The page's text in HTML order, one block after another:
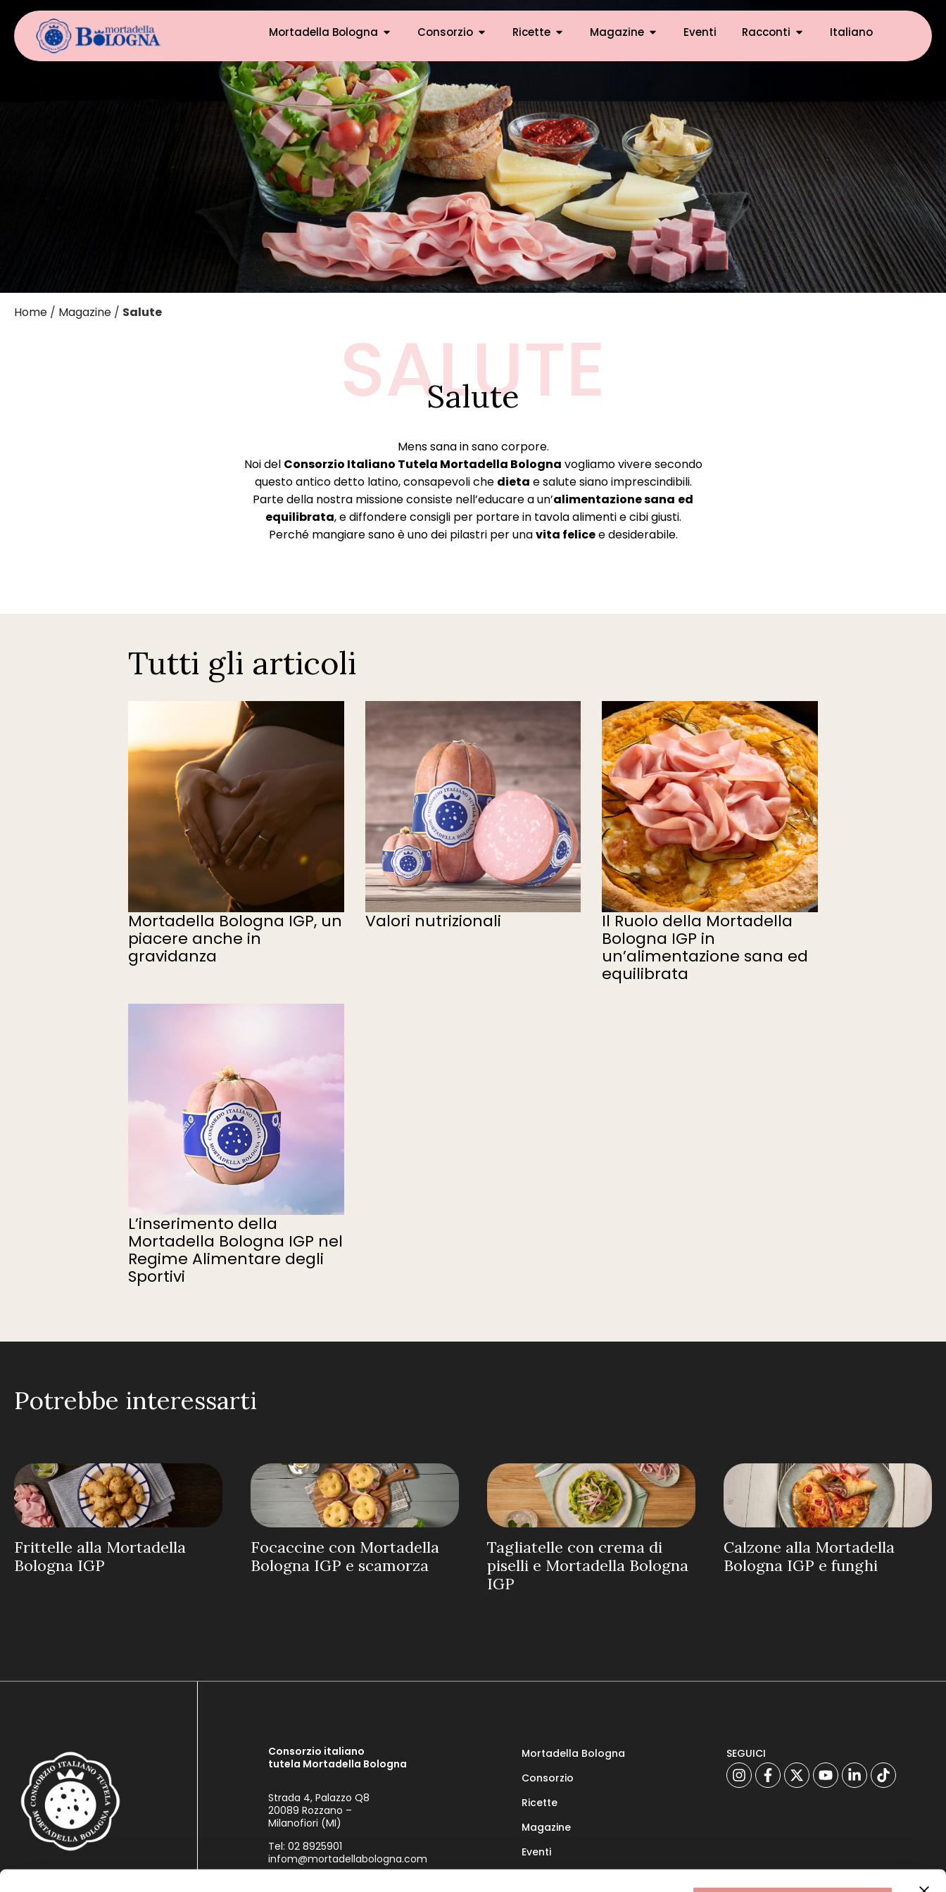
Mortadella Bologna Consorzio Ricette Magazine Eventi Racconti Italiano
Home / Magazine / Salute
SALUTE
Salute
Mens sana in sano corpore.
Noi del Consorzio Italiano Tutela Mortadella Bologna vogliamo vivere secondo
questo antico detto latino, consapevoli che dieta e salute siano imprescindibili.
Parte della nostra missione consiste nell’educare a un’alimentazione sana ed
equilibrata, e diffondere consigli per portare in tavola alimenti e cibi giusti.
Perché mangiare sano è uno dei pilastri per unavita felicee desiderabile.
Tutti gli articoli
Mortadella Bologna IGP, un
piacere anche in
gravidanza
Valori nutrizionali
Il Ruolo della Mortadella
Bologna IGP in
un’alimentazione sana ed
equilibrata
L’inserimento della
Mortadella Bologna IGP nel
Regime Alimentare degli
Sportivi
Potrebbe interessarti
Frittelle alla Mortadella
Bologna IGP
Focaccine con Mortadella
Bologna IGP e scamorza
Tagliatelle con crema di
piselli e Mortadella Bologna
IGP
Calzone alla Mortadella
Bologna IGP e funghi
Consorzio italiano
tutela Mortadella Bologna
Strada 4, Palazzo Q8
20089 Rozzano –
Milanofiori (MI)
Tel: 02 8925901
infom@mortadellabologna.com
Mortadella Bologna
Consorzio
Ricette
Magazine
Eventi
SEGUICI